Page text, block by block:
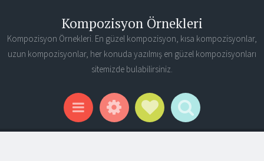
Kompozisyon Örnekleri
Kompozisyon Örnekleri. En güzel kompozisyon, kısa kompozisyonlar,
uzun kompozisyonlar, her konuda yazılmış en güzel kompozisyonları
sitemizde bulabilirsiniz.
Menu WidgetsSocial Links
Search